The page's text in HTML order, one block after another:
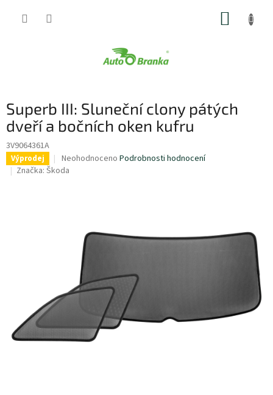
Superb III: Sluneční clony pátých
dveří a bočních oken kufru
3V9064361A
Výprodej
Průměrné
hodnocení
hvězdiček.
Neohodnoceno Podrobnosti hodnocení
Značka: Škoda